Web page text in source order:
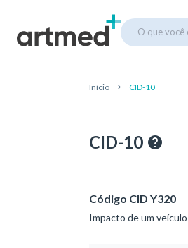
O que você
Início CID-10
CID-10
Código CID Y320
Impacto de um